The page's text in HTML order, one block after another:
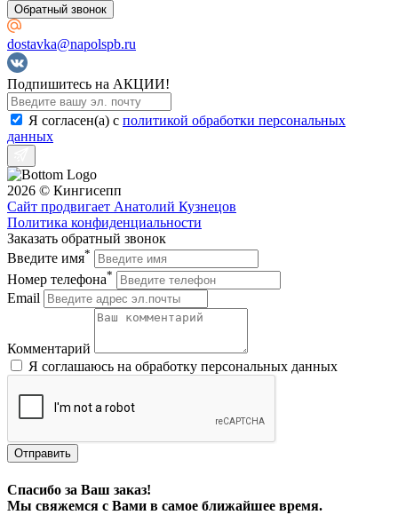
Обратный звонок
dostavka@napolspb.ru
Подпишитесь на АКЦИИ!
Я согласен(a) с политикой обработки персональных
данных
2026 © Кингисепп
Сайт продвигает Анатолий Кузнецов
Политика конфиденциальности
Заказать обратный звонок
Введите имя*
Номер телефона*
Email
Комментарий
Я соглашаюсь на обработку персональных данных
Отправить
Спасибо за Ваш заказ!
Мы свяжемся с Вами в самое ближайшее время.